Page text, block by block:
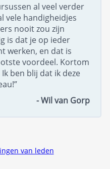
al veel verder
vele handigheidjes
nooit zou zijn
is dat je op ieder
werken, en dat is
voordeel. Kortom
ben blij dat ik deze
- Wil van Gorp
van leden